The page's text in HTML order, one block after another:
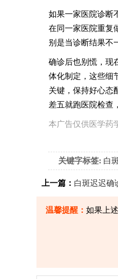
如果一家医院诊断
在同一家医院重复
别是当诊断结果不
确诊后也别慌，现
体化制定，这些细
关键，保持好心态
差五就跑医院检查
本广告仅供医学药
关键字标签: 白
上一篇： 白斑迟迟确
温馨提醒：如果上